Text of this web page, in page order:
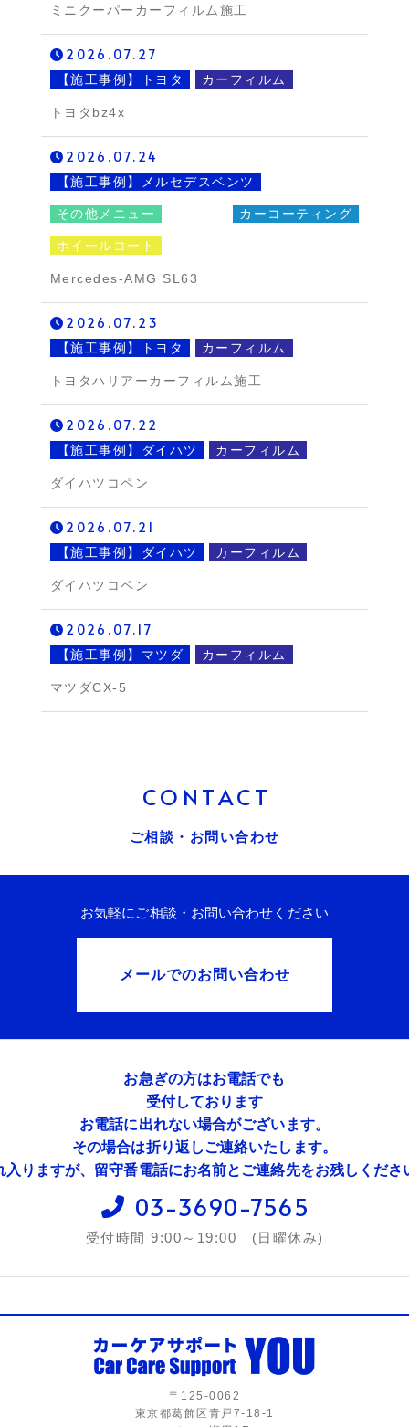
ミニクーパーカーフィルム施工
2026.07.27
【施工事例】トヨタ カーフィルム
トヨタbz4x
2026.07.24
【施工事例】メルセデスベンツ
その他メニュー カーコーティング
ホイールコート
Mercedes-AMG SL63
2026.07.23
【施工事例】トヨタ カーフィルム
トヨタハリアーカーフィルム施工
2026.07.22
【施工事例】ダイハツ カーフィルム
ダイハツコペン
2026.07.21
【施工事例】ダイハツ カーフィルム
ダイハツコペン
2026.07.17
【施工事例】マツダ カーフィルム
マツダCX-5
CONTACT
ご相談・お問い合わせ
お気軽にご相談・お問い合わせください
メールでのお問い合わせ
お急ぎの方はお電話でも
受付しております
お電話に出れない場合がございます。
その場合は折り返しご連絡いたします。
入りますが、留守番電話にお名前とご連絡先をお残しくださ
03-3690-7565
受付時間 9:00～19:00 (日曜休み)
〒125-0062
東京都葛飾区青戸7-18-1